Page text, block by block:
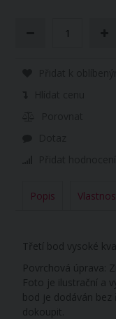
Popis
Třetí bod vysoké
Povrchová úprava:
Foto je ilustrační a
bod je dodáván
dokoupit.